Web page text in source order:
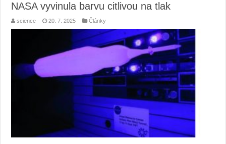
NASA vyvinula barvu citlivou na tlak
science 20. 7. 2025 Články